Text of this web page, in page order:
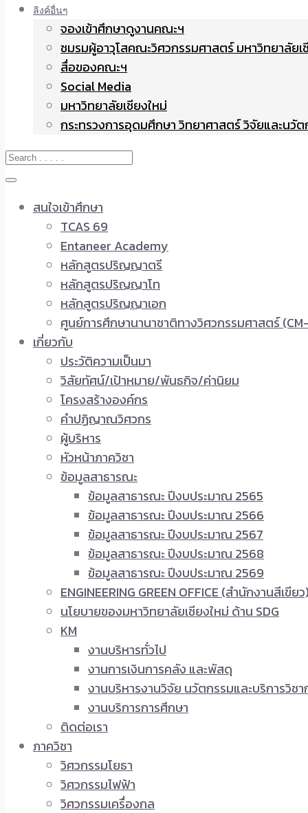
ลิงค์อื่นๆ
จองเข้าศึกษาดูงานคณะฯ
ชมรมผู้อาวุโสคณะวิศวกรรมศาสตร์ มหาวิทยาลัยเ
สื่อของคณะฯ
Social Media
มหาวิทยาลัยเชียงใหม่
กระทรวงการอุดมศึกษา วิทยาศาสตร์ วิจัยและนวั
สนใจเข้าศึกษา
TCAS 69
Entaneer Academy
หลักสูตรปริญญาตรี
หลักสูตรปริญญาโท
หลักสูตรปริญญาเอก
ศูนย์การศึกษานานาชาติทางวิศวกรรมศาสตร์
เกี่ยวกับ
ประวัติความเป็นมา
วิสัยทัศน์/เป้าหมาย/พันธกิจ/ค่านิยม
โครงสร้างองค์กร
คำปฏิญาณวิศวกร
ผู้บริหาร
หัวหน้าภาควิชา
ข้อมูลสาธารณะ
ข้อมูลสาธารณะ ปีงบประมาณ 2565
ข้อมูลสาธารณะ ปีงบประมาณ 2566
ข้อมูลสาธารณะ ปีงบประมาณ 2567
ข้อมูลสาธารณะ ปีงบประมาณ 2568
ข้อมูลสาธารณะ ปีงบประมาณ 2569
ENGINEERING GREEN OFFICE (สำนักงานสีเขีย
นโยบายของมหาวิทยาลัยเชียงใหม่ ด้าน SDG
KM
งานบริหารทั่วไป
งานการเงินการคลัง และพัสดุ
งานบริหารงานวิจัย นวัตกรรมและบริการวิชา
งานบริการการศึกษา
ติดต่อเรา
ภาควิชา
วิศวกรรมโยธา
วิศวกรรมไฟฟ้า
วิศวกรรมเครื่องกล